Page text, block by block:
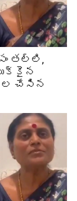
తల్లి,
చేసిన